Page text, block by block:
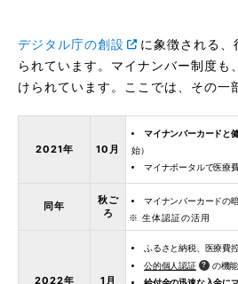
デジタル庁の創設 に象徴される、
られています。マイナンバー制度も
けられています。ここでは、その一
2021年 10月
マイナンバーカードと
始）
マイナポータルで医療
同年
秋ご
ろ
マイナンバーカードの
※ 生体認証の活用
2022年 1月
ふるさと納税、医療費
公的個人認証
の機